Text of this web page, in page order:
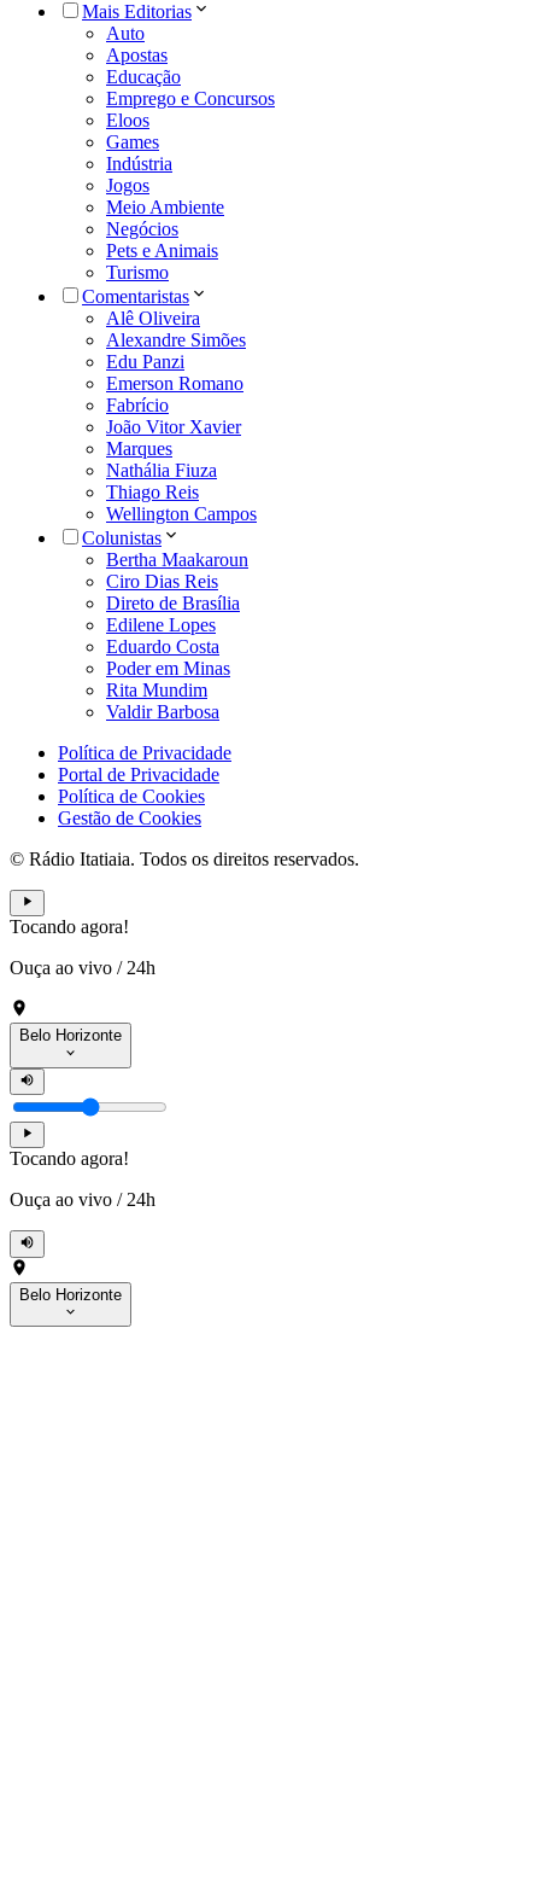
Mais Editorias
Auto
Apostas
Educação
Emprego e Concursos
Eloos
Games
Indústria
Jogos
Meio Ambiente
Negócios
Pets e Animais
Turismo
Comentaristas
Alê Oliveira
Alexandre Simões
Edu Panzi
Emerson Romano
Fabrício
João Vitor Xavier
Marques
Nathália Fiuza
Thiago Reis
Wellington Campos
Colunistas
Bertha Maakaroun
Ciro Dias Reis
Direto de Brasília
Edilene Lopes
Eduardo Costa
Poder em Minas
Rita Mundim
Valdir Barbosa
Política de Privacidade
Portal de Privacidade
Política de Cookies
Gestão de Cookies
© Rádio Itatiaia. Todos os direitos reservados.
Tocando agora!
Ouça ao vivo / 24h
Belo Horizonte
Tocando agora!
Ouça ao vivo / 24h
Belo Horizonte